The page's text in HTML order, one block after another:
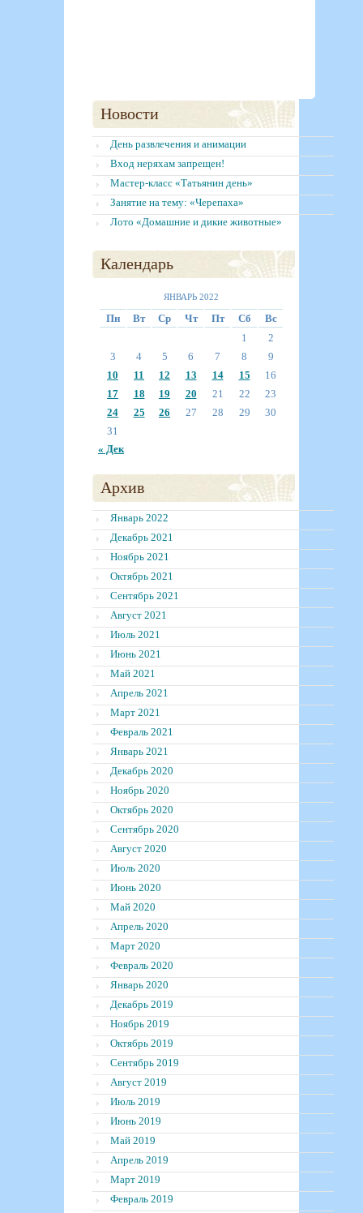
Новости
День развлечения и анимации
Вход неряхам запрещен!
Мастер-класс «Татьянин день»
Занятие на тему: «Черепаха»
Лото «Домашние и дикие животные»
Календарь
ЯНВАРЬ 2022
Пн Вт Ср Чт Пт Сб
Вс
1
2
3
4 5 6 7 8
9
10
11 12 13 14 15
16
17
18 19 20 21 22
23
24
25 26 27 28 29
30
31
« Дек
Архив
Январь 2022
Декабрь 2021
Ноябрь 2021
Октябрь 2021
Сентябрь 2021
Август 2021
Июль 2021
Июнь 2021
Май 2021
Апрель 2021
Март 2021
Февраль 2021
Январь 2021
Декабрь 2020
Ноябрь 2020
Октябрь 2020
Сентябрь 2020
Август 2020
Июль 2020
Июнь 2020
Май 2020
Апрель 2020
Март 2020
Февраль 2020
Январь 2020
Декабрь 2019
Ноябрь 2019
Октябрь 2019
Сентябрь 2019
Август 2019
Июль 2019
Июнь 2019
Май 2019
Апрель 2019
Март 2019
Февраль 2019